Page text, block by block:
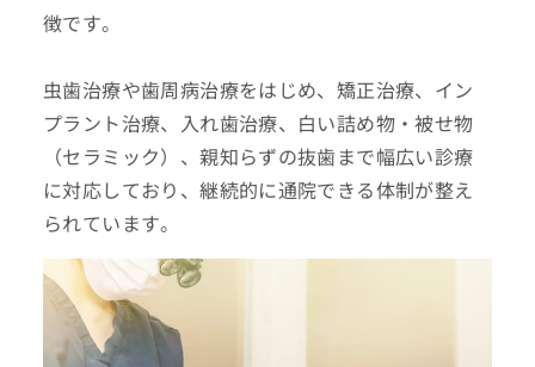
徴です。
虫歯治療や歯周病治療をはじめ、矯正治療、イン
プラント治療、入れ歯治療、白い詰め物・被せ物
（セラミック）、親知らずの抜歯まで幅広い診療
に対応しており、継続的に通院できる体制が整え
られています。